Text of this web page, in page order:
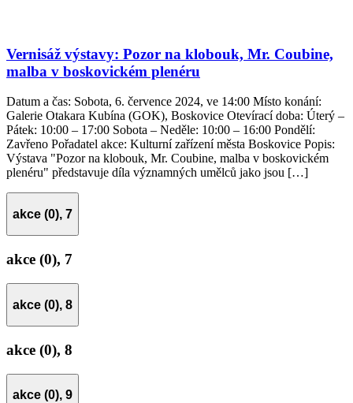
Vernisáž výstavy: Pozor na klobouk, Mr. Coubine,
malba v boskovickém plenéru
Datum a čas: Sobota, 6. července 2024, ve 14:00 Místo konání:
Galerie Otakara Kubína (GOK), Boskovice Otevírací doba: Úterý –
Pátek: 10:00 – 17:00 Sobota – Neděle: 10:00 – 16:00 Pondělí:
Zavřeno Pořadatel akce: Kulturní zařízení města Boskovice Popis:
Výstava "Pozor na klobouk, Mr. Coubine, malba v boskovickém
plenéru" představuje díla významných umělců jako jsou […]
akce (0), 7
akce (0), 7
akce (0), 8
akce (0), 8
akce (0), 9